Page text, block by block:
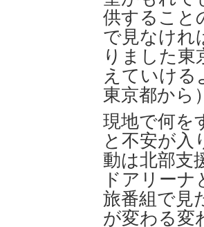
供すること
で見なけれ
りました東
えていけ
東京都から
現地で何を
と不安が入
動は北部支
ドアリー
旅番組で見
が変わる変